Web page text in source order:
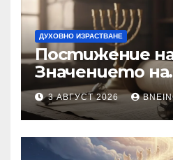
ДУХОВНО ИЗРАСТВАНЕ
Постижение
Значението на
познанието за
на Бъдещия
3 АВГУСТ 2026